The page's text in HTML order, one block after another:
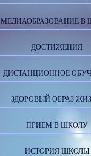
МЕДИАОБРАЗОВАНИЕ В
ДОСТИЖЕНИЯ
ДИСТАНЦИОННОЕ
ЗДОРОВЫЙ ОБРАЗ
ПРИЕМ В ШКОЛУ
ИСТОРИЯ ШКОЛЫ